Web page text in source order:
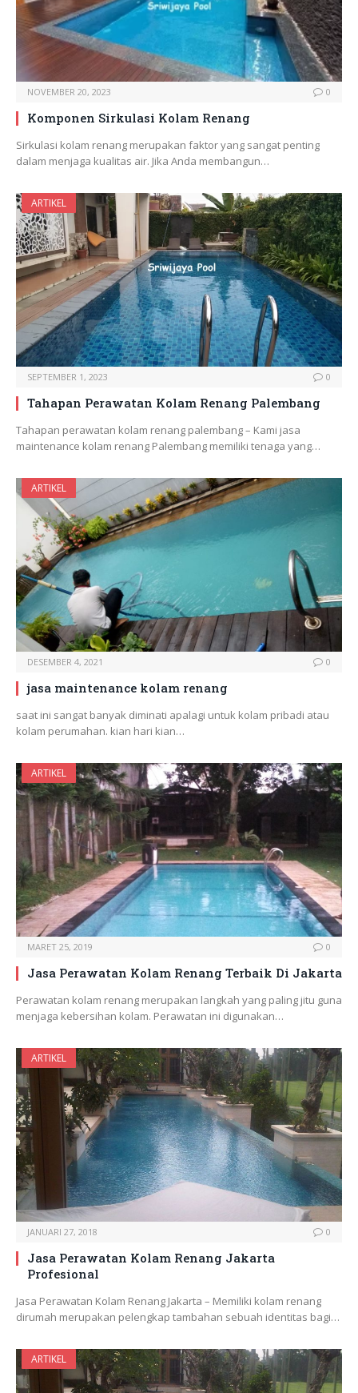
NOVEMBER 20, 2023 0
Komponen Sirkulasi Kolam Renang
Sirkulasi kolam renang merupakan faktor yang sangat penting
dalam menjaga kualitas air. Jika Anda membangun…
ARTIKEL
SEPTEMBER 1, 2023 0
Tahapan Perawatan Kolam Renang Palembang
Tahapan perawatan kolam renang palembang – Kami jasa
maintenance kolam renang Palembang memiliki tenaga yang…
ARTIKEL
DESEMBER 4, 2021 0
jasa maintenance kolam renang
saat ini sangat banyak diminati apalagi untuk kolam pribadi atau
kolam perumahan. kian hari kian…
ARTIKEL
MARET 25, 2019 0
Jasa Perawatan Kolam Renang Terbaik Di Jakarta
Perawatan kolam renang merupakan langkah yang paling jitu guna
menjaga kebersihan kolam. Perawatan ini digunakan…
ARTIKEL
JANUARI 27, 2018 0
Jasa Perawatan Kolam Renang Jakarta
Profesional
Jasa Perawatan Kolam Renang Jakarta – Memiliki kolam renang
dirumah merupakan pelengkap tambahan sebuah identitas bagi…
ARTIKEL